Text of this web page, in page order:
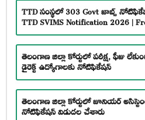
TTD సంస్థలో 303 Govt జాబ్స్
TTD SVIMS Notification 2026 |
తెలంగాణ జిల్లా కోర్టులో పరీక్ష, ఫీజు
డైరెక్ట్ ఉద్యోగాలకు నోటిఫికేషన్
తెలంగాణ జిల్లా కోర్టులో జూనియర్
నోటిఫికేషన్ విడుదల చేశారు